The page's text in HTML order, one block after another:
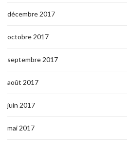
décembre 2017
octobre 2017
septembre 2017
août 2017
juin 2017
mai 2017